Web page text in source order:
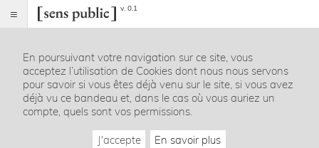
v. 0.1
Index
Rubriques
Essais
En poursuivant votre navigation sur ce site, vous
acceptez l’utilisation de Cookies dont nous nous servons
pour savoir si vous êtes déjà venu sur le site, si vous avez
déjà vu ce bandeau et, dans le cas où vous auriez un
compte, quels sont vos permissions.
J'accepte En savoir plus